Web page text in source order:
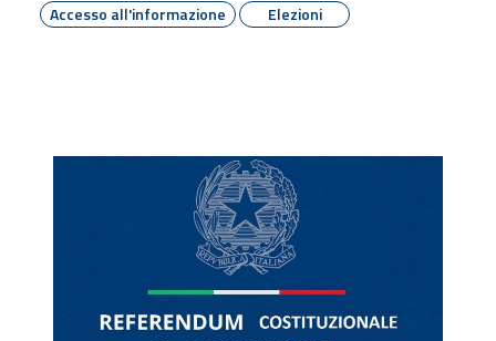
Accesso all'informazione
Elezioni